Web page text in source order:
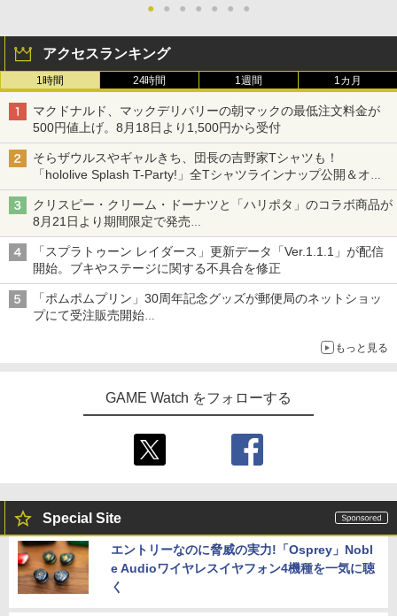
● ● ● ● ● ● ●
アクセスランキング
1時間 24時間 1週間 1カ月
マクドナルド、マックデリバリーの朝マックの最低注文料金が
500円値上げ。8月18日より1,500円から受付
そらザウルスやギャルきち、団長の吉野家Tシャツも！
「hololive Splash T-Party!」全Tシャツラインナップ公開＆オン
ライン販売開始
クリスピー・クリーム・ドーナツと「ハリポタ」のコラボ商品が
8月21日より期間限定で発売
組分け帽子ドーナツなど見た目も楽しい商品が登場
「スプラトゥーン レイダース」更新データ「Ver.1.1.1」が配信
開始。ブキやステージに関する不具合を修正
「ポムポムプリン」30周年記念グッズが郵便局のネットショッ
プにて受注販売開始
もっと見る
GAME Watch をフォローする
Special Site
エントリーなのに脅威の実力!「Osprey」Nobl
e Audioワイヤレスイヤフォン4機種を一気に聴
く